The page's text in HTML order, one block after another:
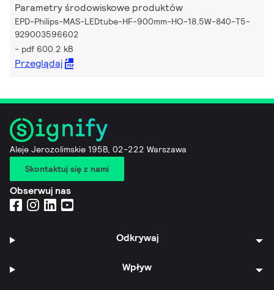
Parametry środowiskowe produktów
EPD-Philips-MAS-LEDtube-HF-900mm-HO-18.5W-840-T5-
929003596602
pdf 600.2 kB
Przeglądaj
Aleje Jerozolimskie 195B, 02-222 Warszawa
Skontaktuj się z nami
Obserwuj nas
Odkrywaj
Wpływ